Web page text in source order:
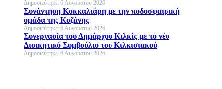
Δημοσιεύτηκε: 6 Αυγούστου 2026
Συνάντηση Κοκκαλιάρη με την ποδοσφαιρική
ομάδα της Κοζάνης
Δημοσιεύτηκε: 6 Αυγούστου 2026
Συνεργασία του Δημάρχου Κιλκίς με το νέο
Διοικητικό Συμβούλιο του Κιλκισιακού
Δημοσιεύτηκε: 6 Αυγούστου 2026